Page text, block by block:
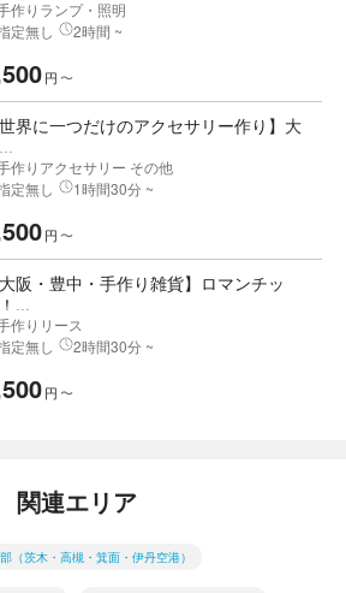
作りランプ・照明
定無し
2時間 ~
円 〜
世界に一つだけのアクセサリー作り】大
作りアクセサリー その他
定無し
1時間30分 ~
円 〜
大阪・豊中・手作り雑貨】ロマンチッ
...
作りリース
定無し
2時間30分 ~
円 〜
関連エリア
（茨木・高槻・箕面・伊丹空港）